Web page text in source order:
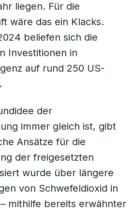
liegen. Für die
wäre das ein Klacks.
beliefen sich die
Investitionen in
auf rund 250 US-
der
immer gleich ist, gibt
Ansätze für die
der freigesetzten
wurde über längere
von Schwefeldioxid in
mithilfe bereits erwähnter